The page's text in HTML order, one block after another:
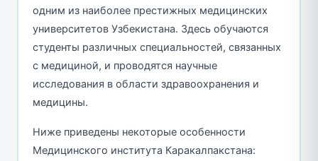
одним из наиболее престижных медицинских
университетов Узбекистана. Здесь обучаются
студенты различных специальностей, связанных
с медициной, и проводятся научные
исследования в области здравоохранения и
медицины.
Ниже приведены некоторые особенности
Медицинского института Каракалпакстана: